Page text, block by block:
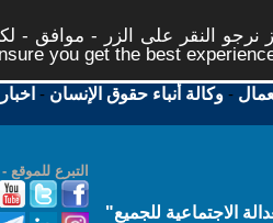
النقر على الزر - موافق -
you get the best
-وكالة أنباء حقوق الإنسان -
التبرع للموقع
الاجتماعية للجميع"